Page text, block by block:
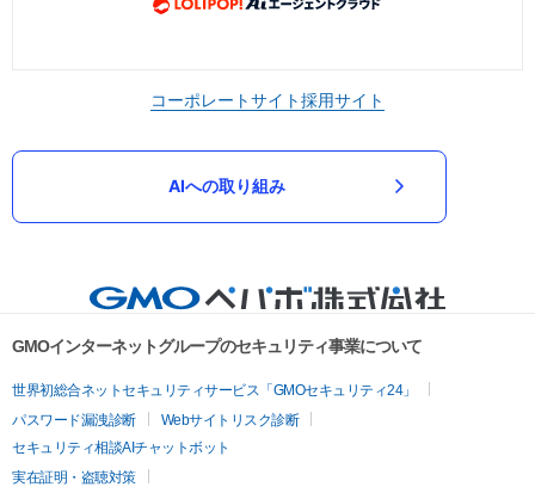
コーポレートサイト採用サイト
AIへの取り組み
GMOインターネットグループのセキュリティ事業について
世界初総合ネットセキュリティサービス「GMOセキュリティ24」
パスワード漏洩診断
Webサイトリスク診断
セキュリティ相談AIチャットボット
実在証明・盗聴対策